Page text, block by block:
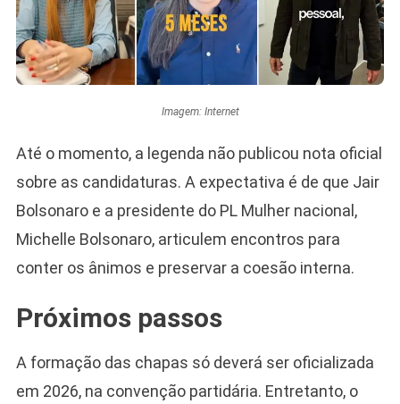
Imagem: Internet
Até o momento, a legenda não publicou nota oficial
sobre as candidaturas. A expectativa é de que Jair
Bolsonaro e a presidente do PL Mulher nacional,
Michelle Bolsonaro, articulem encontros para
conter os ânimos e preservar a coesão interna.
Próximos passos
A formação das chapas só deverá ser oficializada
em 2026, na convenção partidária. Entretanto, o